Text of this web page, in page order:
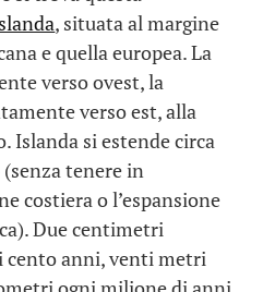
, situata al margine
e quella europea. La
verso ovest, la
verso est, alla
Islanda si estende circa
tenere in
costiera o l’espansione
Due centimetri
cento anni, venti metri